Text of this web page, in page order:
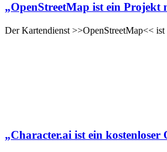
„OpenStreetMap ist ein Projekt
Der Kartendienst >>OpenStreetMap<<
„Character.ai ist ein